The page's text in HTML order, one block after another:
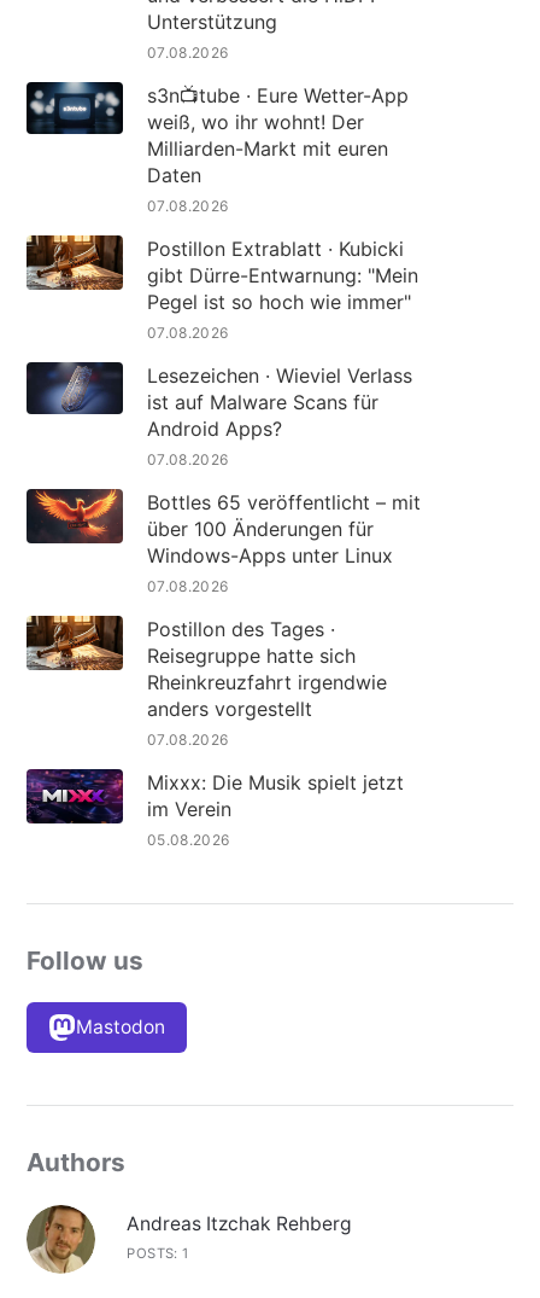
Unterstützung
07.08.2026
s3n📺tube · Eure Wetter-App
weiß, wo ihr wohnt! Der
Milliarden-Markt mit euren
Daten
07.08.2026
Postillon Extrablatt · Kubicki
gibt Dürre-Entwarnung: "Mein
Pegel ist so hoch wie immer"
07.08.2026
Lesezeichen · Wieviel Verlass
ist auf Malware Scans für
Android Apps?
07.08.2026
Bottles 65 veröffentlicht – mit
über 100 Änderungen für
Windows-Apps unter Linux
07.08.2026
Postillon des Tages ·
Reisegruppe hatte sich
Rheinkreuzfahrt irgendwie
anders vorgestellt
07.08.2026
Mixxx: Die Musik spielt jetzt
im Verein
05.08.2026
Follow us
Mastodon
Authors
Andreas Itzchak Rehberg
POSTS: 1